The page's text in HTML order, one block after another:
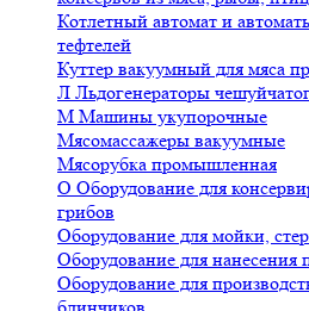
Котлетный автомат и
тефтелей
Куттер вакуумный для мяса
Л Льдогенераторы
М Машины укупорочные
Мясомассажеры вакуумные
Мясорубка промышленная
О Оборудование для
грибов
Оборудование для мойки,
Оборудование для нанесения
Оборудование для